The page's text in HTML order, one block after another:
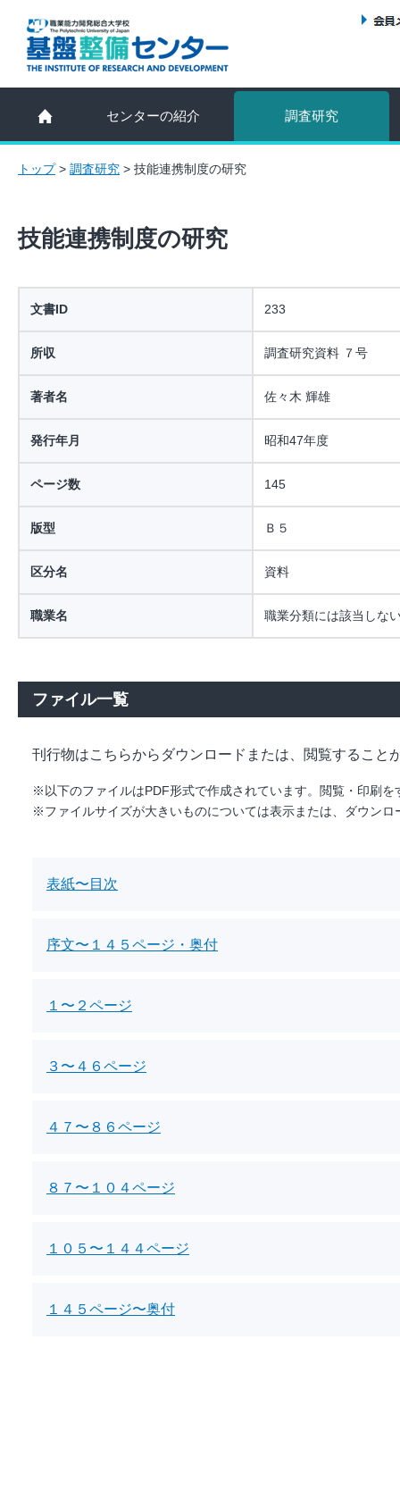
センターの紹介 調査研究
トップ> 調査研究 > 技能連携制度の研究
技能連携制度の研究
文書ID 233
所収 調査研究資料 ７号
著者名 佐々木 輝雄
発行年月 昭和47年度
ページ数 145
版型 Ｂ５
区分名 資料
職業名 職業分類には該当しな
ファイル一覧
刊行物はこちらからダウンロードまたは、閲覧すること
※以下のファイルはPDF形式で作成されています。閲覧・印刷
※ファイルサイズが大きいものについては表示または、ダウン
表紙〜目次
序文〜１４５ページ・奥付
１〜２ページ
３〜４６ページ
４７〜８６ページ
８７〜１０４ページ
１０５〜１４４ページ
１４５ページ〜奥付